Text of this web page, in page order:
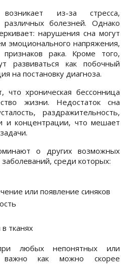
из-за стресса,
болезней. Однако
нарушения сна могут
эмоционального напряжения,
рака. Кроме того,
развиваться как побочный
на постановку диагноза.
что хроническая бессонница
жизни. Недостаток сна
раздражительность,
и концентрации, что мешает
о других возможных
заболеваний, среди которых:
или появление синяков
тканях
любых непонятных или
важно как можно скорее